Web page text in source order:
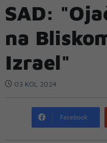
SAD:
na
Izrael"
03 KOL 2024
Facebook